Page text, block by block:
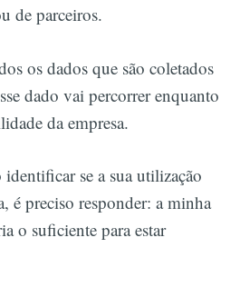
de parceiros.
os dados que são coletados
dado vai percorrer enquanto
da empresa.
se a sua utilização
é preciso responder: a minha
o suficiente para estar